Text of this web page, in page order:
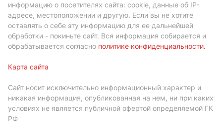
информацию о посетителях сайта: cookie, данные об IP-
адресе, местоположении и другую. Если вы не хотите
оставлять о себе эту информацию для ее дальнейшей
обработки - покиньте сайт. Вся информация собирается и
обрабатывается согласно политике конфиденциальности.
Карта сайта
Сайт носит исключительно информационный характер и
никакая информация, опубликованная на нем, ни при каких
условиях не является публичной офертой определяемой ГК
РФ